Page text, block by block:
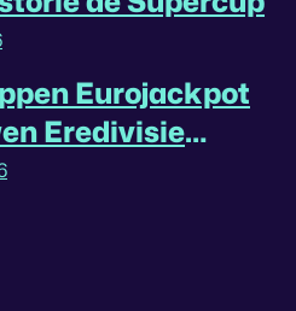
Eurojackpot
Eredivisie